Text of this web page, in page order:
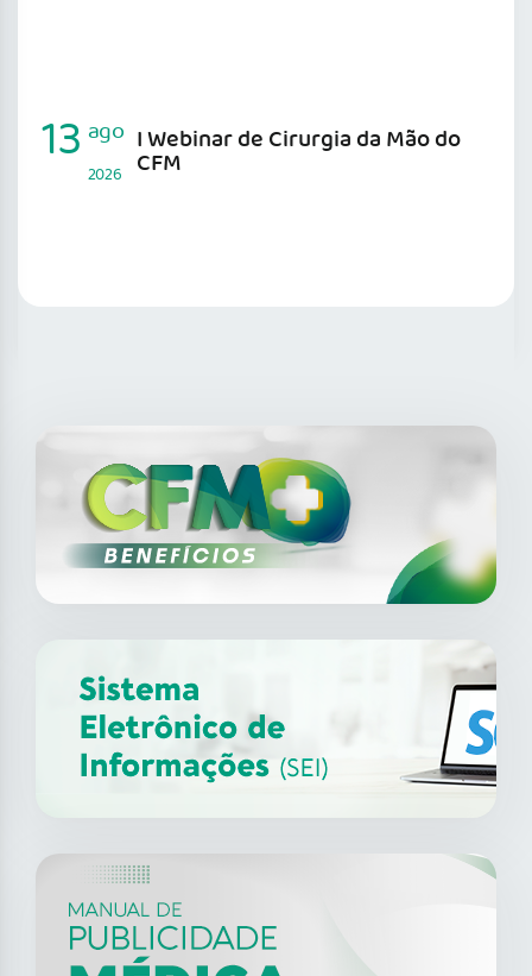
I Webinar de Cirurgia da Mão do
CFM
13 ago
2026
SAIBA MAIS
XII Fórum de Medicina do
Trabalho do CFM
14 ago
2026